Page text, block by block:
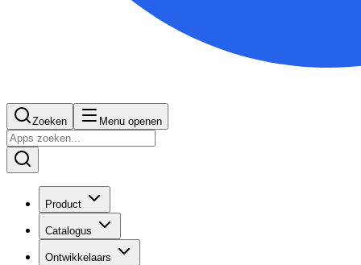
Zoeken Menu openen
Product
Catalogus
Ontwikkelaars